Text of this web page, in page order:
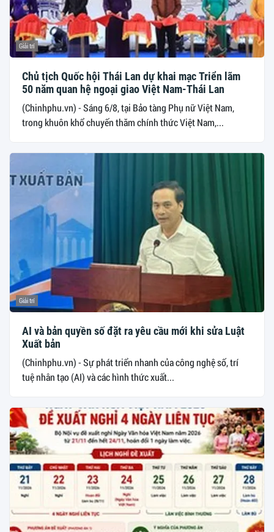
Giải trí
Chủ tịch Quốc hội Thái Lan dự khai mạc Triển lãm
50 năm quan hệ ngoại giao Việt Nam-Thái Lan
(Chinhphu.vn) - Sáng 6/8, tại Bảo tàng Phụ nữ Việt Nam,
trong khuôn khổ chuyến thăm chính thức Việt Nam,...
Giải trí
AI và bản quyền số đặt ra yêu cầu mới khi sửa Luật
Xuất bản
(Chinhphu.vn) - Sự phát triển nhanh của công nghệ số, trí
tuệ nhân tạo (AI) và các hình thức xuất...